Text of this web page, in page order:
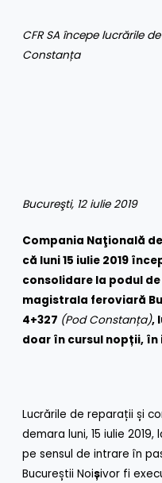
CFR SA începe lucrările
Constanța
Bucureşti, 12 iulie 2019
Compania Naţională
că luni 15 iulie 2019
consolidare la podul
magistrala feroviară
4+327 (Pod Constanța),
doar în cursul nopții,
Lucrările de reparații și
demara luni, 15 iulie
pe sensul de intrare în
Bucureștii Noișivor fi